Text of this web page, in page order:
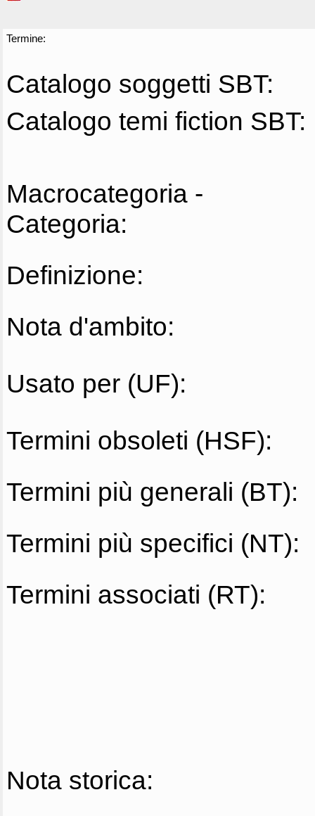
Termine:
Catalogo soggetti SBT:
Catalogo temi fiction SBT:
Macrocategoria -
Categoria:
Definizione:
Nota d'ambito:
Usato per (UF):
Termini obsoleti (HSF):
Termini più generali (BT):
Termini più specifici (NT):
Termini associati (RT):
Nota storica: